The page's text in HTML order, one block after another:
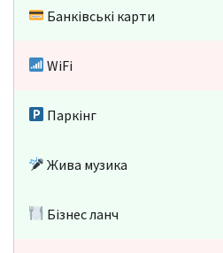
Банківські карти
WiFi
Паркінг
Жива музика
Бізнес ланч